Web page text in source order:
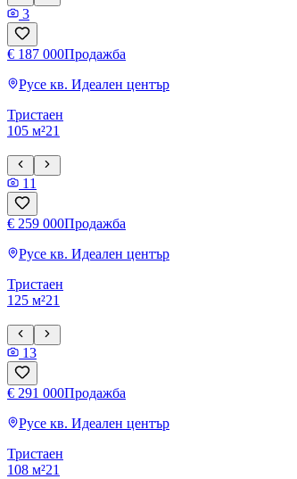
3
€ 187 000Продажба
Русе кв. Идеален център
Тристаен
105 м²21
11
€ 259 000Продажба
Русе кв. Идеален център
Тристаен
125 м²21
13
€ 291 000Продажба
Русе кв. Идеален център
Тристаен
108 м²21